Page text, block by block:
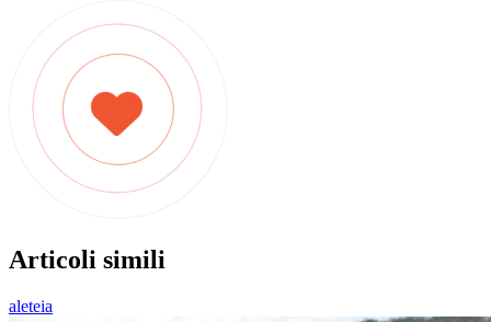
Articoli simili
aleteia